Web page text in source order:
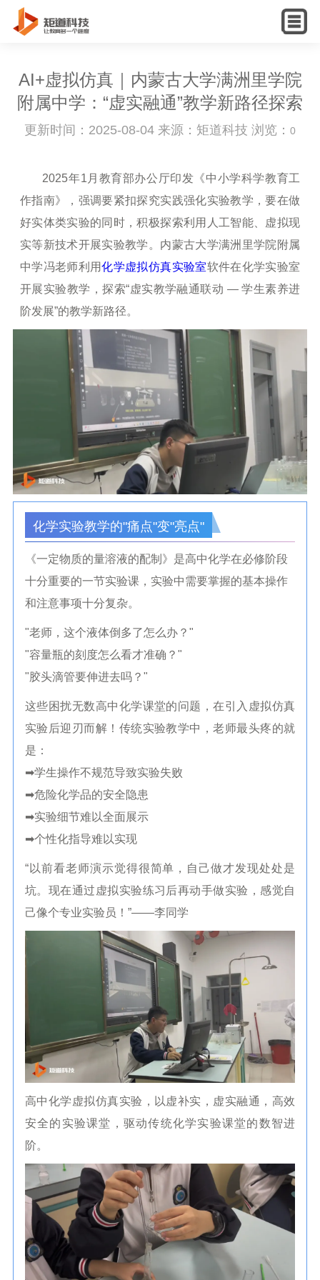
English
AI+虚拟仿真｜内蒙古大学满洲里学院
附属中学：“虚实融通”教学新路径探索
更新时间：2025-08-04 来源：矩道科技 浏览： 0
2025年1月教育部办公厅印发《中小学科学教育工
作指南》，强调要紧扣探究实践强化实验教学，要在做
好实体类实验的同时，积极探索利用人工智能、虚拟现
实等新技术开展实验教学。内蒙古大学满洲里学院附属
中学冯老师利用化学虚拟仿真实验室软件在化学实验室
开展实验教学，探索“虚实教学融通联动 — 学生素养进
阶发展”的教学新路径。
化学实验教学的"痛点"变"亮点"
《一定物质的量溶液的配制》 是高中化学在必修阶段
十分重要的一节实验课，实验中需要掌握的基本操作
和注意事项十分复杂。
"老师，这个液体倒多了怎么办？"
"容量瓶的刻度怎么看才准确？"
"胶头滴管要伸进去吗？"
这些困扰无数高中化学课堂的问题，在引入虚拟仿真
实验后迎刃而解！传统实验教学中，老师最头疼的就
是：
➡学生操作不规范导致实验失败
➡危险化学品的安全隐患
➡实验细节难以全面展示
➡个性化指导难以实现
“以前看老师演示觉得很简单，自己做才发现处处是
坑。现在通过虚拟实验练习后再动手做实验，感觉自
己像个专业实验员！”——李同学
高中化学虚拟仿真实验，以虚补实，虚实融通，高效
安全的实验课堂，驱动传统化学实验课堂的数智进
阶。